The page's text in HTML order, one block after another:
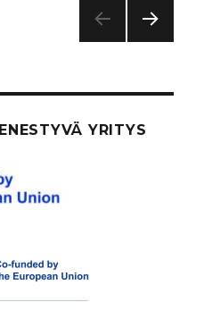
SIVU
YRITYS